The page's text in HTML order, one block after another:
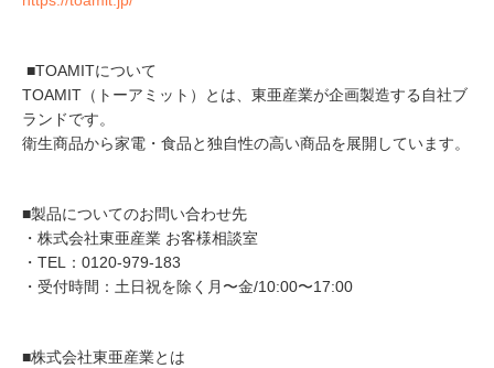
■TOAMITについて
TOAMIT（トーアミット）とは、東亜産業が企画製造する自社ブ
ランドです。
衛生商品から家電・食品と独自性の高い商品を展開しています。
■製品についてのお問い合わせ先
・株式会社東亜産業 お客様相談室
・TEL：0120-979-183
・受付時間：土日祝を除く月〜金/10:00〜17:00
■株式会社東亜産業とは